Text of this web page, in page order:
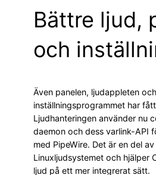
Bättre ljud,
och
Även panelen, ljudappleten och
inställningsprogrammet har
Ljudhanteringen använder nu
daemon och dess varlink-API
med PipeWire. Det är en del
Linuxljudsystemet och hjälper
ljud på ett mer integrerat sätt.